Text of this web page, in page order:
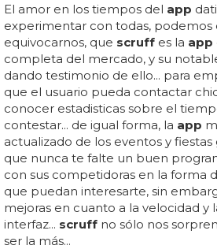
El amor en los tiempos del app
experimentar con todas, podemos
equivocarnos, que scruff es la app
completa del mercado, y su
dando testimonio de ello... para
que el usuario pueda contactar
conocer estadisticas sobre el
contestar... de igual forma, la app
actualizado de los eventos y fiestas
que nunca te falte un buen
con sus competidoras en la forma
que puedan interesarte, sin
mejoras en cuanto a la velocidad y
interfaz... scruff no sólo nos
ser la más...